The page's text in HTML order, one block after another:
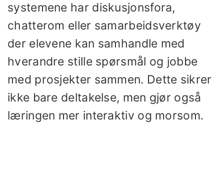
systemene har diskusjonsfora,
chatterom eller samarbeidsverktøy
der elevene kan samhandle med
hverandre stille spørsmål og jobbe
med prosjekter sammen. Dette sikrer
ikke bare deltakelse, men gjør også
læringen mer interaktiv og morsom.